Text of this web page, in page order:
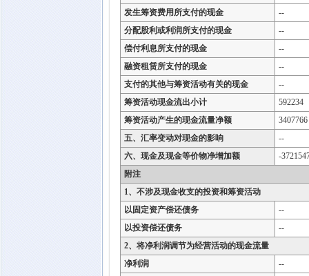
发生筹资费用所支付的现金
--
分配股利或利润所支付的现金
--
偿付利息所支付的现金
--
融资租赁所支付的现金
--
支付的其他与筹资活动有关的现金
--
筹资活动现金流出小计
592234
筹资活动产生的现金流量净额
3407766
五、汇率变动对现金的影响
--
六、现金及现金等价物净增加额
-
附注
1、不涉及现金收支的投资和筹资活动
以固定资产偿还债务
--
以投资偿还债务
--
2、将净利润调节为经营活动的现金流量
净利润
--